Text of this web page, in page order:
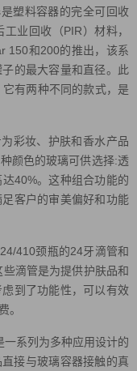
塑料容器的完全可回收
业回收（PIR）材料，
150和200的推出，该系
的最大容量和直径。此
有两种不同的款式，是
彩妆、护肤和香水产品
颜色的玻璃可供选择:透
40%。这种组合功能的
客户的审美偏好和功能
410颈瓶的24牙滴管和
滴管是为提供护肤品和
到了功能性，可以有效
。
一系列为多种应用设计的
接与玻璃容器接触的真